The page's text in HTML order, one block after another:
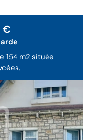
154 m2 située
€